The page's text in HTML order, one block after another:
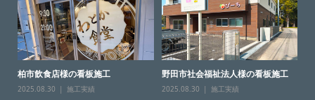
柏市飲食店様の看板施工
2025.08.30 施工実績
野田市社会福祉法人様の看板施工
2025.08.30 施工実績